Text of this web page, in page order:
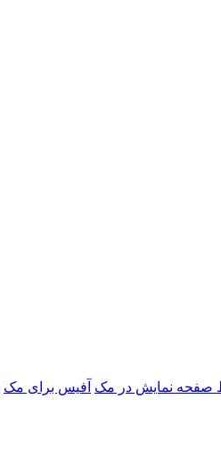
صفحه نمایش در مک آفیس برای مک